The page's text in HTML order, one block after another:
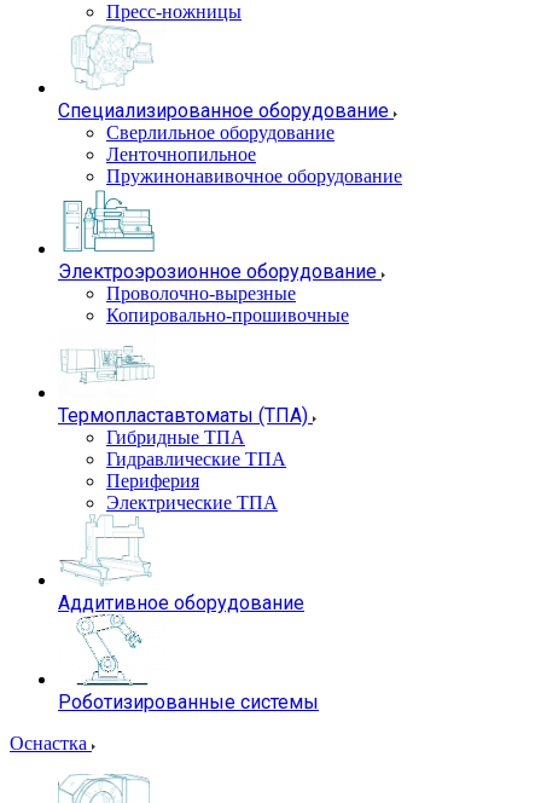
Пресс-ножницы
Специализированное оборудование
Сверлильное оборудование
Ленточнопильное
Пружинонавивочное оборудование
Электроэрозионное оборудование
Проволочно-вырезные
Копировально-прошивочные
Термопластавтоматы (ТПА)
Гибридные ТПА
Гидравлические ТПА
Периферия
Электрические ТПА
Аддитивное оборудование
Роботизированные системы
Оснастка